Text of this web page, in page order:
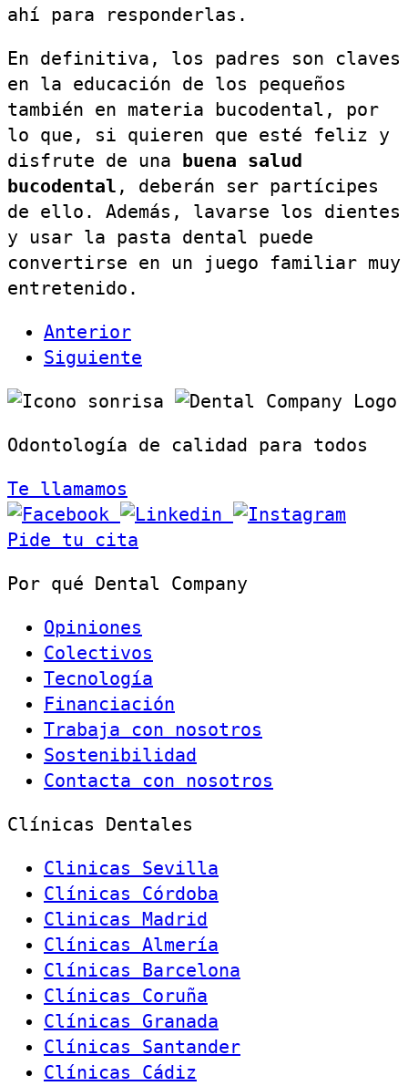
ahí para responderlas.
En definitiva, los padres son claves
en la educación de los pequeños
también en materia bucodental, por
lo que, si quieren que esté feliz y
disfrute de una buena salud
bucodental , deberán ser partícipes
de ello. Además, lavarse los dientes
y usar la pasta dental puede
convertirse en un juego familiar muy
entretenido.
Anterior
Siguiente
Odontología de calidad para todos
Te llamamos
Pide tu cita
Por qué Dental Company
Opiniones
Colectivos
Tecnología
Financiación
Trabaja con nosotros
Sostenibilidad
Contacta con nosotros
Clínicas Dentales
Clinicas Sevilla
Clínicas Córdoba
Clinicas Madrid
Clínicas Almería
Clínicas Barcelona
Clínicas Coruña
Clínicas Granada
Clínicas Santander
Clínicas Cádiz